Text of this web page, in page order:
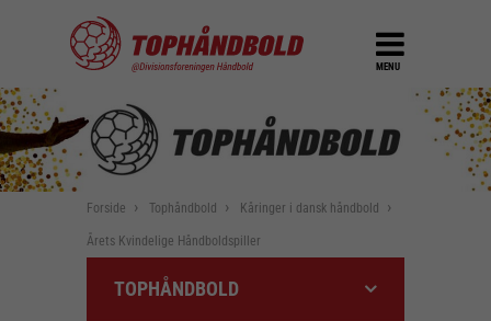
MENU
Forside Tophåndbold Kåringer i dansk håndbold
Årets Kvindelige Håndboldspiller
TOPHÅNDBOLD